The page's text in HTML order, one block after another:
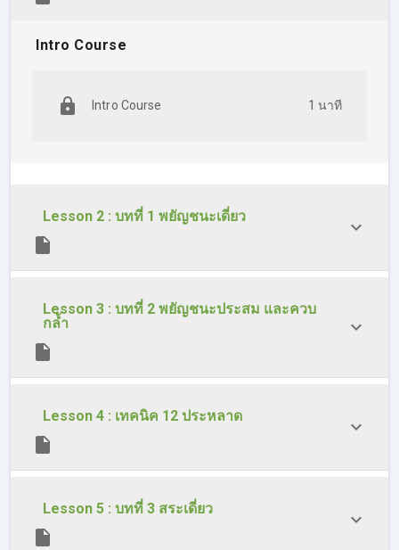
Intro Course
Intro Course 1 นาที
Lesson 2 : บทที่ 1 พยัญชนะเดี่ยว
Lesson 3 : บทที่ 2 พยัญชนะประสม และควบ
กล้ำ
Lesson 4 : เทคนิค 12 ประหลาด
Lesson 5 : บทที่ 3 สระเดี่ยว